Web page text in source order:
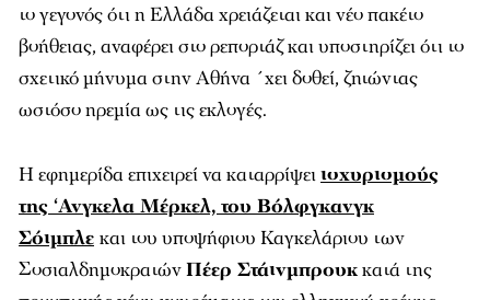
το γεγονός ότι η Ελλάδα χρειάζεται και νέο πακέτο
βοήθειας, αναφέρει στο ρεπορτάζ και υποστηρίζει ότι το
σχετικό μήνυμα στην Αθήνα ΄χει δοθεί, ζητώντας
ωστόσο ηρεμία ως τις εκλογές.
Η εφημερίδα επιχειρεί να καταρρίψειισχυρισμούς
της ‘Ανγκελα Μέρκελ, του Βόλφγκανγκ
Σόιμπλε και του υποψήφιου Καγκελάριου των
ΣοσιαλδημοκρατώνΠέερ Στάινμπρουκκατά της